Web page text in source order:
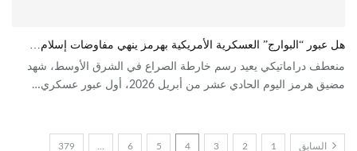
هل عبور “البوارج” العسكرية الأمريكية بهرمز ينهي مفاوضات إسلام…
منعطف دراماتيكي يعيد رسم خارطة الصراع في الشرق الأوسط، شهد
مضيق هرمز اليوم الحادي عشر من أبريل 2026، أول عبور عسكري…
السابق 1
2
3
4
5
6
379